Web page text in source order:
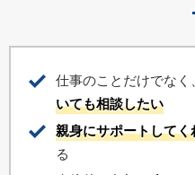
仕事のことだけでなく
いても相談したい
親身にサポートしてく
る